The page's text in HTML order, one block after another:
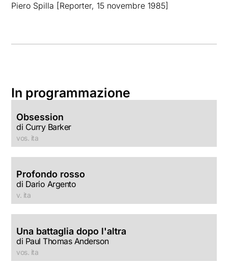
Piero Spilla [Reporter, 15 novembre 1985]
In programmazione
Obsession
di Curry Barker
vos. ita
Profondo rosso
di Dario Argento
v. ita
Una battaglia dopo l'altra
di Paul Thomas Anderson
vos. ita